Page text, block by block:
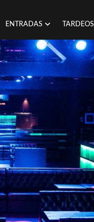
ENTRADAS TARDEOS